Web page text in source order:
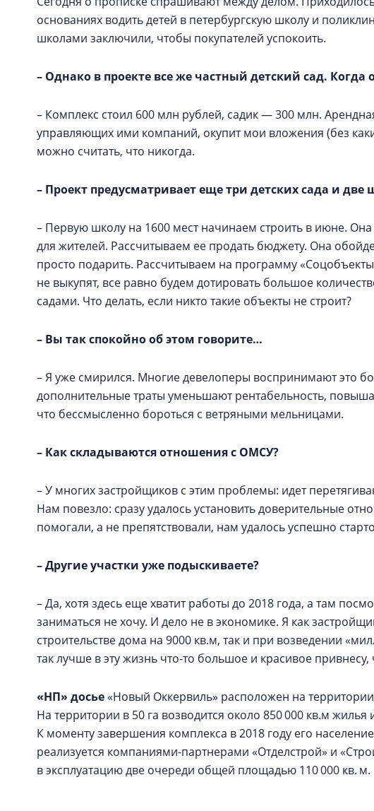
основаниях водить детей в петербургскую школу и
школами заключили, чтобы покупателей успокоить.
– Однако в проекте все же частный детский сад.
– Комплекс стоил 600 млн рублей, садик — 300 млн.
управляющих ими компаний, окупит мои вложения (без
можно считать, что никогда.
– Проект предусматривает еще три детских сада и
– Первую школу на 1600 мест начинаем строить в июне.
для жителей. Рассчитываем ее продать бюджету. Она
просто подарить. Рассчитываем на программу
не выкупят, все равно будем дотировать большое
садами. Что делать, если никто такие объекты не строит?
– Вы так спокойно об этом говорите…
– Я уже смирился. Многие девелоперы воспринимают это
дополнительные траты уменьшают рентабельность,
что бессмысленно бороться с ветряными мельницами.
– Как складываются отношения с ОМСУ?
– У многих застройщиков с этим проблемы: идет
Нам повезло: сразу удалось установить доверительные
помогали, а не препятствовали, нам удалось успешно
– Другие участки уже подыскиваете?
– Да, хотя здесь еще хватит работы до 2018 года, а там
заниматься не хочу. И дело не в экономике. Я как
строительстве дома на 9000 кв.м, так и при возведении
так лучше в эту жизнь что-то большое и красивое
«НП» досье«Новый Оккервиль» расположен на
На территории в 50 га возводится около 850 000 кв.м
К моменту завершения комплекса в 2018 году его
реализуется компаниями-партнерами «Отделстрой» и
в эксплуатацию две очереди общей площадью 110 000 кв. м.